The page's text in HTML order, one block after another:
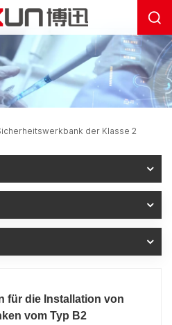
der Klasse 2
für die Installation von
vom Typ B2